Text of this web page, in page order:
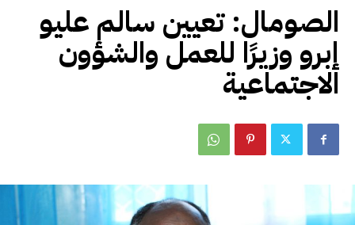
الصومال: تعيين سالم عليو
إبرو وزيرًا للعمل والشؤون
الاجتماعية